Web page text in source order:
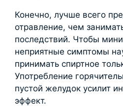
Конечно, лучше всего
отравление, чем
последствий. Чтобы
неприятные симптомы
принимать спиртное
Употребление
пустой желудок усилит
эффект.